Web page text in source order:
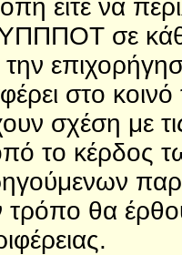
είτε να
ΥΠΠΠΟΤ σε
στο
σχέση με
το κέρδος
θα